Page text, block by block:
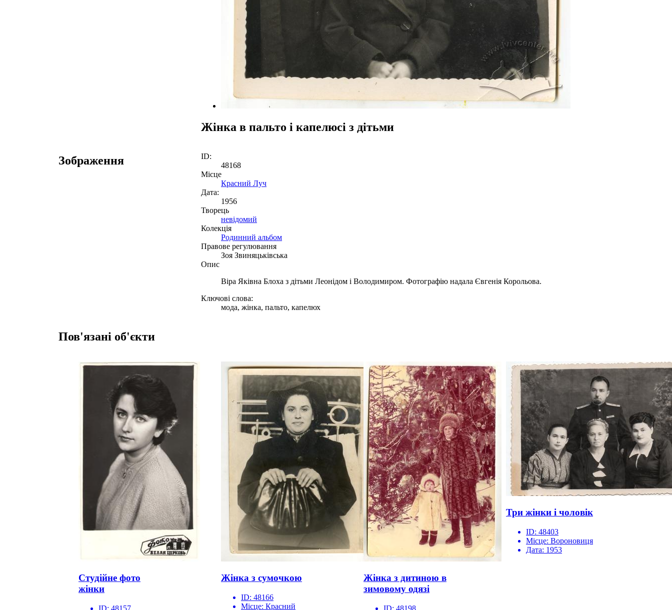
Жінка в пальто і капелюсі з дітьми
Зображення
ID:
48168
Місце
Красний Луч
Дата:
1956
Творець
невідомий
Колекція
Родинний альбом
Правове регулювання
Зоя Звиняцьківська
Опис
Віра Яківна Блоха з дітьми Леонідом і Володимиром. Фотографію надала Євгенія Корольова.
Ключові слова:
мода, жінка, пальто, капелюх
Пов'язані об'єкти
Студійне фото
жінки
ID: 48157
Жінка з сумочкою
ID: 48166
Місце: Красний
Жінка з дитиною в
зимовому одязі
ID: 48198
Три жінки і чоловік
ID: 48403
Місце: Вороновиця
Дата: 1953